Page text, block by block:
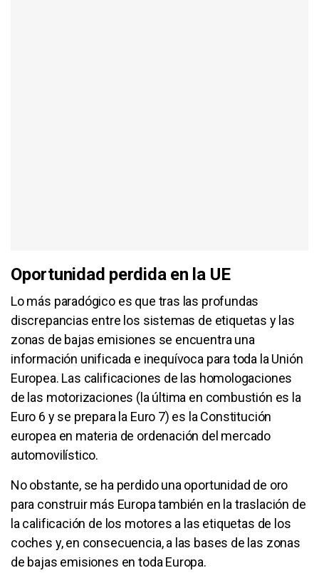
Oportunidad perdida en la UE
Lo más paradógico es que tras las profundas
discrepancias entre los sistemas de etiquetas y las
zonas de bajas emisiones se encuentra una
información unificada e inequívoca para toda la Unión
Europea. Las calificaciones de las homologaciones
de las motorizaciones (la última en combustión es la
Euro 6 y se prepara la Euro 7) es la Constitución
europea en materia de ordenación del mercado
automovilístico.
No obstante, se ha perdido una oportunidad de oro
para construir más Europa también en la traslación de
la calificación de los motores a las etiquetas de los
coches y, en consecuencia, a las bases de las zonas
de bajas emisiones en toda Europa.